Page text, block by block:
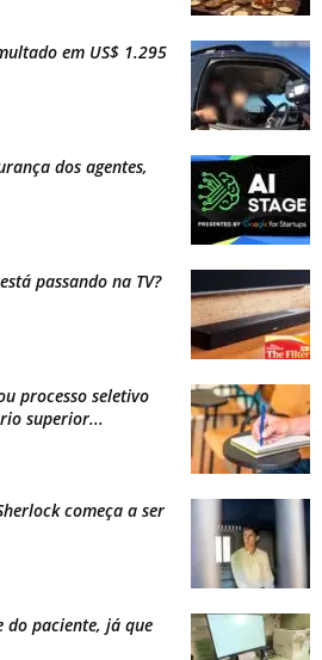
em US$ 1.295
dos agentes,
passando na TV?
processo seletivo
superior...
começa a ser
do paciente, já que